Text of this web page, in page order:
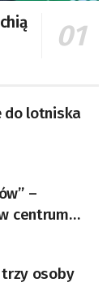
do lotniska
–
centrum
trzy osoby